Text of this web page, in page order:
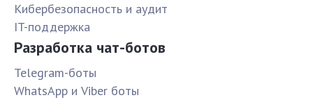
Кибербезопасность и аудит
IT-поддержка
Разработка чат-ботов
Telegram-боты
WhatsApp и Viber боты